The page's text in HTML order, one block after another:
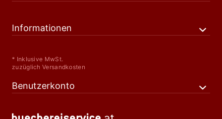
Informationen
* Inklusive MwSt.
zuzüglich Versandkosten
Benutzerkonto